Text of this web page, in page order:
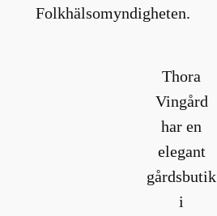
Folkhälsomyndigheten.
Thora
Vingård
har en
elegant
gårdsbutik
i